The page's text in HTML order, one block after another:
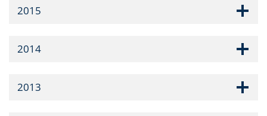
2015
2014
2013